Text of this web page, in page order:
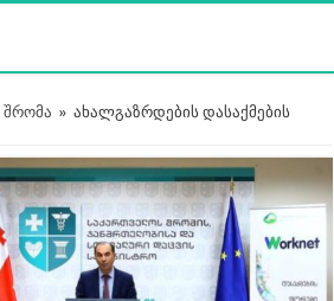
შრომა » ახალგაზრდების დასაქმების